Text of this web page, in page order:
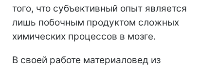
того, что субъективный опыт является
лишь побочным продуктом сложных
химических процессов в мозге.
В своей работе материаловед из